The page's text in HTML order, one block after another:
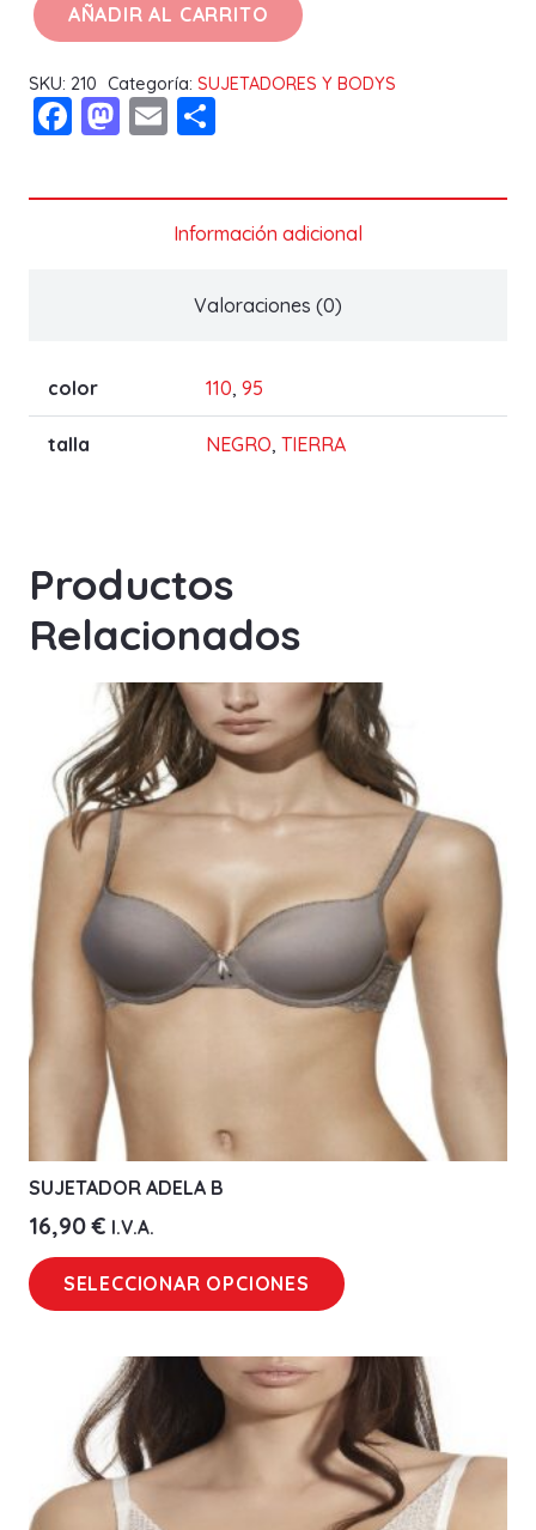
SUJETADOR
B
cantidad
AÑADIR AL CARRITO
SKU: 210 Categoría: SUJETADORES Y BODYS
Facebook
Mastodon
Email
Información adicional
Valoraciones (0)
color 110, 95
talla NEGRO, TIERRA
Productos
Relacionados
SUJETADOR ADELA B
16,90€ I.V.A.
SELECCIONAR OPCIONES
múltiples
variantes.
Las
opciones
se